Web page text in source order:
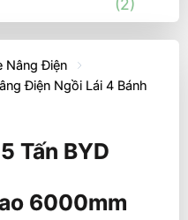
Nâng Điện
Điện Ngồi Lái 4 Bánh
Tấn BYD
6000mm